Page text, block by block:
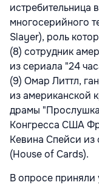
истребительница
многосерийного
Slayer), роль
(8) сотрудник
из сериала "24
(9) Омар Литтл,
из американской
драмы
Конгресса США
Кевина Спейси из
(House of Cards).
В опросе приняли